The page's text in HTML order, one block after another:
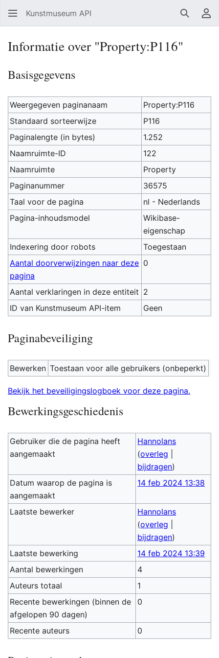
Kunstmuseum API Zoeken
Informatie over "Property:P116"
Basisgegevens
Weergegeven paginanaam
Property:P116
Standaard sorteerwijze
P116
Paginalengte (in bytes)
1.252
Naamruimte-ID
122
Naamruimte
Property
Paginanummer
36575
Taal voor de pagina
nl - Nederlands
Pagina-inhoudsmodel
Wikibase-
eigenschap
Indexering door robots
Toegestaan
Aantal doorverwijzingen naar deze
pagina
0
Aantal verklaringen in deze entiteit 2
ID van Kunstmuseum API-item
Geen
Paginabeveiliging
Bewerken Toestaan voor alle gebruikers (onbeperkt)
Bekijk het beveiligingslogboek voor deze pagina.
Bewerkingsgeschiedenis
Gebruiker die de pagina heeft
aangemaakt
Hannolans
(overleg
bijdragen)
Datum waarop de pagina is
aangemaakt
14 feb 2024 13:38
Laatste bewerker
Hannolans
(overleg
bijdragen)
Laatste bewerking
14 feb 2024 13:39
Aantal bewerkingen
4
Auteurs totaal
1
Recente bewerkingen (binnen de
afgelopen 90 dagen)
0
Recente auteurs 0